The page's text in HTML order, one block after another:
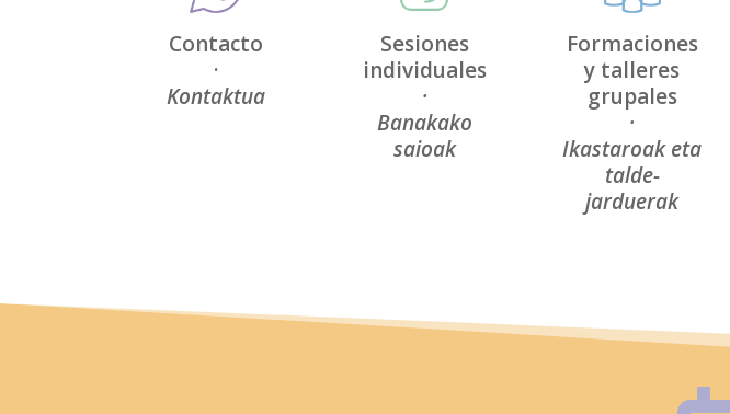
Contacto
·
Kontaktua
Sesiones
individuales
·
Banakako
saioak
Formaciones
y talleres
grupales
·
Ikastaroak eta
talde-
jarduerak